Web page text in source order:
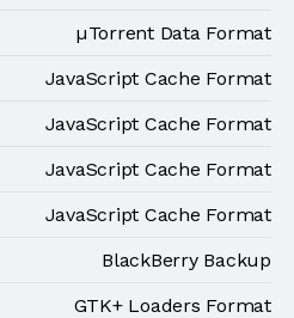
µTorrent Data Format
JavaScript Cache Format
JavaScript Cache Format
JavaScript Cache Format
JavaScript Cache Format
BlackBerry Backup
GTK+ Loaders Format